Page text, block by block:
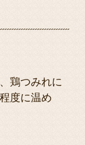
鶏つみれに
度に温め